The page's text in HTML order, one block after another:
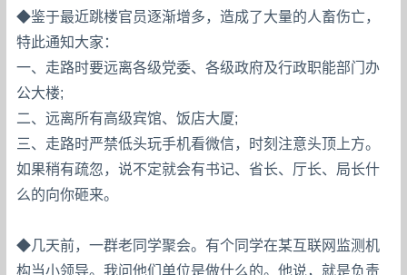
◆鉴于最近跳楼官员逐渐增多，造成了大量的人畜伤亡，
特此通知大家：
一、走路时要远离各级党委、各级政府及行政职能部门办
公大楼;
二、远离所有高级宾馆、饭店大厦;
三、走路时严禁低头玩手机看微信，时刻注意头顶上方。
如果稍有疏忽，说不定就会有书记、省长、厅长、局长什
么的向你砸来。
◆几天前，一群老同学聚会。有个同学在某互联网监测机
构当小领导。我问他们单位是做什么的。他说，就是负责